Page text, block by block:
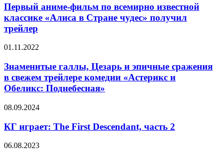
боевика
«Мег
2»
фильм
по
всемирно
известной
«Алиса
Стране
чудес»
получил
трейлер
Первый аниме-фильм по всемирно известной
классике «Алиса в Стране чудес» получил
трейлер
Знаменитые
Цезарь
и
эпичные
сражения
свежем
комедии
и
01.11.2022
Знаменитые галлы, Цезарь и эпичные сражения
в свежем трейлере комедии «Астерикс и
Обеликс: Поднебесная»
КГ
The
First
Descendant,
08.09.2024
КГ играет: The First Descendant, часть 2
Грута
06.08.2023